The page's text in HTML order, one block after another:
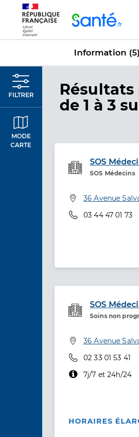
Information (5)
FILTRER
MODE
CARTE
Résultats
de 1 à 3
SOS
SOS Médecins
Adresse
36 Avenue
Téléphone
03 44 47 01 73
SOS
Soins non
Adresse
36 Avenue
Téléphone
02 33 01 53 41
7j/7 et 24h/24
HORAIRES
Panneau de gestion des cookies